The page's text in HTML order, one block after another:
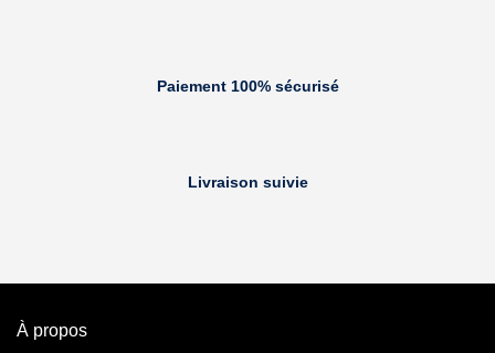
Paiement 100% sécurisé
Livraison suivie
À propos